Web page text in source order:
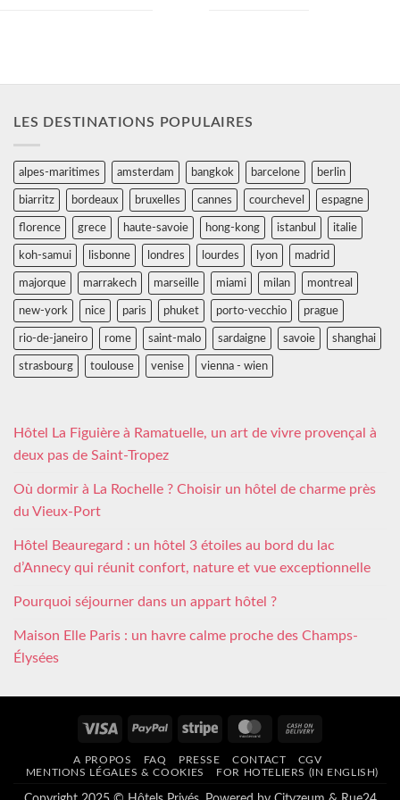
LES DESTINATIONS POPULAIRES
alpes-maritimes amsterdam bangkok barcelone berlin
biarritz bordeaux bruxelles cannes courchevel espagne
florence grece haute-savoie hong-kong istanbul italie
koh-samui lisbonne londres lourdes lyon madrid
majorque marrakech marseille miami milan montreal
new-york nice paris phuket porto-vecchio prague
rio-de-janeiro rome saint-malo sardaigne savoie shanghai
strasbourg toulouse venise vienna - wien
Hôtel La Figuière à Ramatuelle, un art de vivre provençal à
deux pas de Saint-Tropez
Où dormir à La Rochelle ? Choisir un hôtel de charme près
du Vieux-Port
Hôtel Beauregard : un hôtel 3 étoiles au bord du lac
d’Annecy qui réunit confort, nature et vue exceptionnelle
Pourquoi séjourner dans un appart hôtel ?
Maison Elle Paris : un havre calme proche des Champs-
Élysées
Visa PayPal Stripe MasterCard
Delivery
A PROPOS FAQ PRESSE CONTACT
CGV
MENTIONS LÉGALES & COOKIES
FOR HOTELIERS (IN ENGLISH)